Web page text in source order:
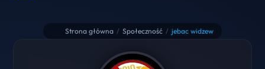
Strona główna / Społeczność / jebac widzew